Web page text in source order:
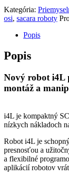
Kategória:
osi, sacara roboty
Popis
Popis
Nový robot i4L
montáž a
i4L je kompaktný
nízkych nákladoch
Robot i4L je
presnosťou a
a flexibilné
aplikácií robotov